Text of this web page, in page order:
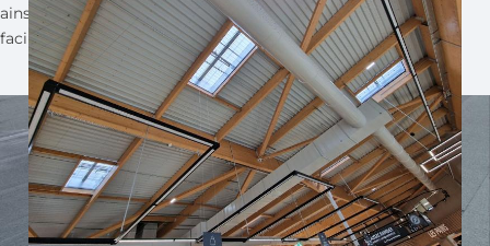
ainsi à maintenir des conditions d'évacuation plus sûres et à
faciliter l'intervention des services d'urgence.